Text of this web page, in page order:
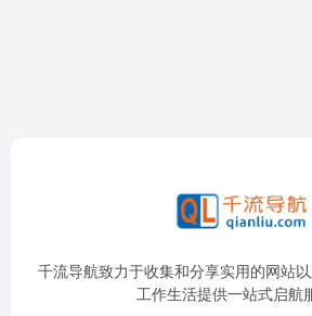
千流导航致力于收集和分享实用的网站
工作生活提供一站式启航